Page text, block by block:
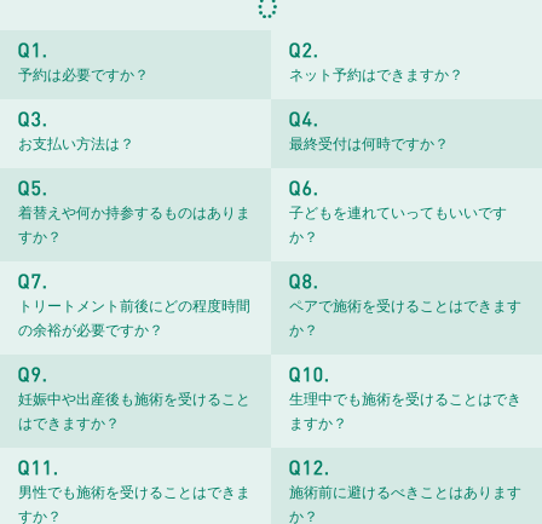
予約は必要ですか？ ネット予約はできますか？
お支払い方法は？ 最終受付は何時ですか？
着替えや何か持参するものはありま
すか？
子どもを連れていってもいいです
か？
トリートメント前後にどの程度時間
の余裕が必要ですか？
ペアで施術を受けることはできます
か？
妊娠中や出産後も施術を受けること
はできますか？
生理中でも施術を受けることはでき
ますか？
男性でも施術を受けることはできま
すか？
施術前に避けるべきことはあります
か？